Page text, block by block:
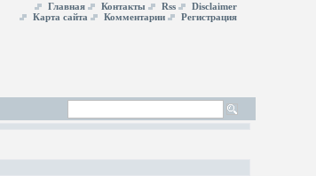
Главная Контакты Rss
Disclaimer
Карта сайта
Комментарии Регистрация